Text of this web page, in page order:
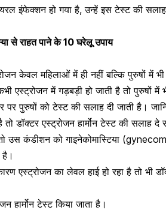
इंफेक्शनहो गया है, उन्हें इस टेस्ट की
से राहत पाने के 10 घरेलू उपाय
केवल महिलाओं में ही नहीं बल्कि पुरुषों में
में गड़बड़ी हो जाती है तो पुरुषों में
पुरुषों को टेस्ट की सलाह दी जाती है।
डॉक्टर एस्ट्रोजन हार्मोन टेस्ट की सलाह दे
उस कंडीशन कोगाइनेकोमास्टिया
एस्ट्रोजन का लेवल हाई हो रहा है तो भी
हार्मोन टेस्ट किया जाता है।